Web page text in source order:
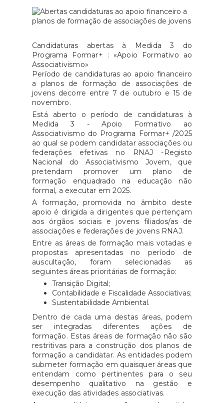
Candidaturas abertas à Medida 3 do
Programa Formar+ : «Apoio Formativo ao
Associativismo»
Período de candidaturas ao apoio financeiro
a planos de formação de associações de
jovens decorre entre 7 de outubro e 15 de
novembro.
Está aberto o período de candidaturas à
Medida 3 - Apoio Formativo ao
Associativismo do Programa Formar+ /2025
ao qual se podem candidatar associações ou
federações efetivas no RNAJ -Registo
Nacional do Associativismo Jovem, que
pretendam promover um plano de
formação enquadrado na educação não
formal, a executar em 2025.
A formação, promovida no âmbito deste
apoio é dirigida a dirigentes que pertençam
aos órgãos sociais e jovens filiados/as de
associações e federações de jovens RNAJ.
Entre as áreas de formação mais votadas e
propostas apresentadas no período de
auscultação, foram selecionadas as
seguintes áreas prioritárias de formação:
Transição Digital;
Contabilidade e Fiscalidade Associativas;
Sustentabilidade Ambiental.
Dentro de cada uma destas áreas, podem
ser integradas diferentes ações de
formação. Estas áreas de formação não são
restritivas para a construção dos planos de
formação a candidatar. As entidades podem
submeter formação em quaisquer áreas que
entendam como pertinentes para o seu
desempenho qualitativo na gestão e
execução das atividades associativas.